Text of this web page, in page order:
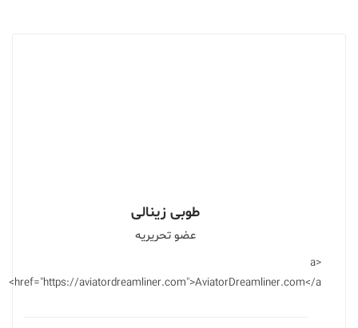
طوبی زینالی
عضو تحریریه
<a
href="https://aviatordreamliner.com">AviatorDreamliner.com</a>